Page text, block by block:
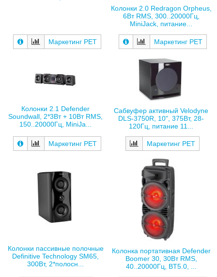
Маркетинг РЕТ
Колонки 2.0 Redragon Orpheus,
6Вт RMS, 300..20000Гц,
MiniJack, питание...
Маркетинг РЕТ
Колонки 2.1 Defender
Soundwall, 2*3Вт + 10Вт RMS,
150..20000Гц, MiniJa...
Маркетинг РЕТ
Сабвуфер активный Velodyne
DLS-3750R, 10", 375Вт, 28-
120Гц, питание 11...
Маркетинг РЕТ
Колонки пассивные полочные
Definitive Technology SM65,
300Вт, 2*полосн...
Колонка портативная Defender
Boomer 30, 30Вт RMS,
40..20000Гц, BT5.0, ...